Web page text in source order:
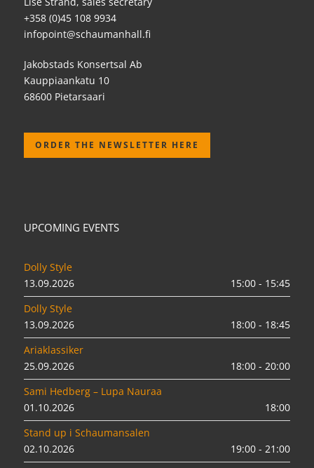
+358 (0)45 108 9934
infopoint@schaumanhall.fi
Jakobstads Konsertsal Ab
Kauppiaankatu 10
68600 Pietarsaari
ORDER THE NEWSLETTER HERE
UPCOMING EVENTS
Dolly Style
13.09.2026
15:00 - 15:45
Dolly Style
13.09.2026
18:00 - 18:45
Ariaklassiker
25.09.2026
18:00 - 20:00
Sami Hedberg – Lupa Nauraa
01.10.2026
18:00
Stand up i Schaumansalen
02.10.2026
19:00 - 21:00